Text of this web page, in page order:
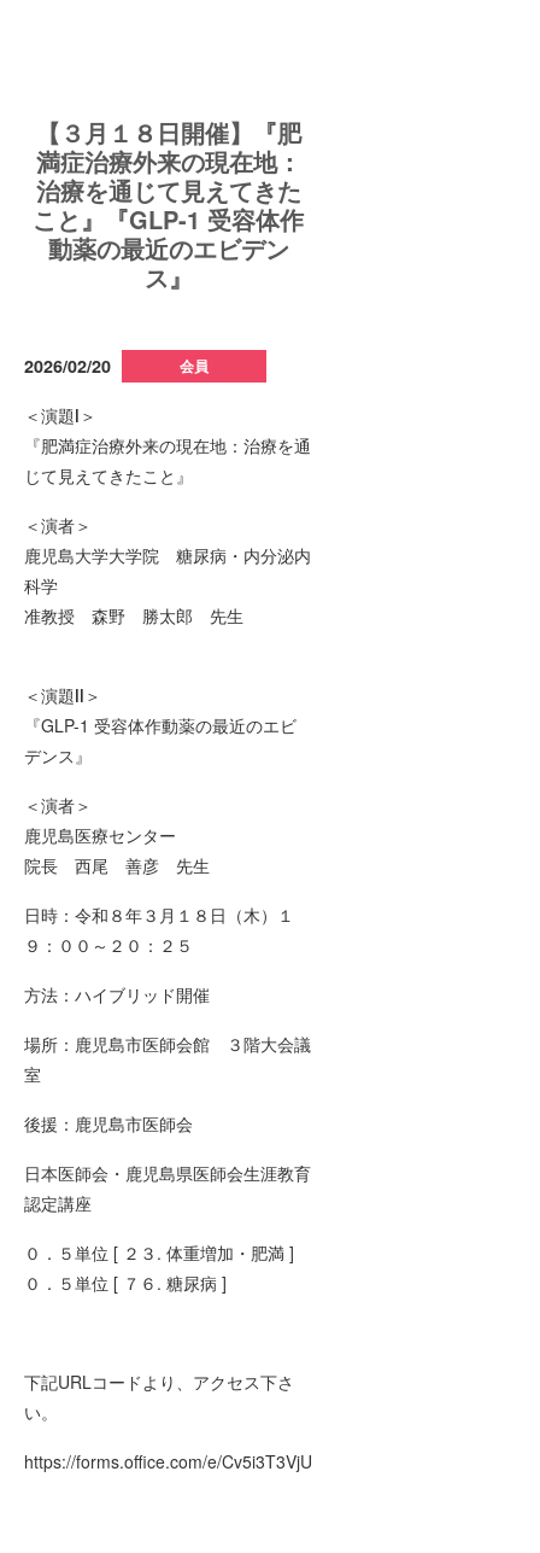
【３月１８日開催】『肥
満症治療外来の現在地：
治療を通じて見えてきた
こと』『GLP-1 受容体作
動薬の最近のエビデン
ス』
2026/02/20 会員
＜演題Ⅰ＞
『肥満症治療外来の現在地：治療を通
じて見えてきたこと』
＜演者＞
鹿児島大学大学院 糖尿病・内分泌内
科学
准教授 森野 勝太郎 先生
＜演題Ⅱ＞
『GLP-1 受容体作動薬の最近のエビ
デンス』
＜演者＞
鹿児島医療センター
院長 西尾 善彦 先生
日時：令和８年３月１８日（木）１
９：００～２０：２５
方法：ハイブリッド開催
場所：鹿児島市医師会館 ３階大会議
室
後援：鹿児島市医師会
日本医師会・鹿児島県医師会生涯教育
認定講座
０．５単位 [ ２３. 体重増加・肥満 ]
０．５単位 [ ７６. 糖尿病 ]
下記URLコードより、アクセス下さ
い。
https://forms.office.com/e/Cv5i3T3VjU